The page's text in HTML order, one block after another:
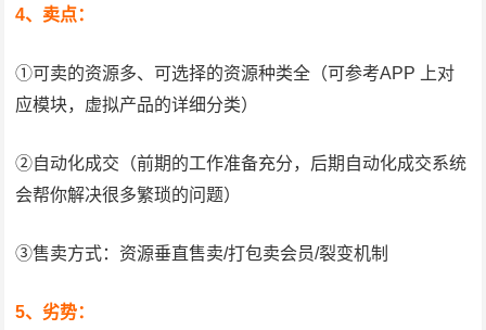
4、卖点：
①可卖的资源多、可选择的资源种类全（可参考APP 上对
应模块，虚拟产品的详细分类）
②自动化成交（前期的工作准备充分，后期自动化成交系统
会帮你解决很多繁琐的问题）
③售卖方式：资源垂直售卖/打包卖会员/裂变机制
5、劣势：